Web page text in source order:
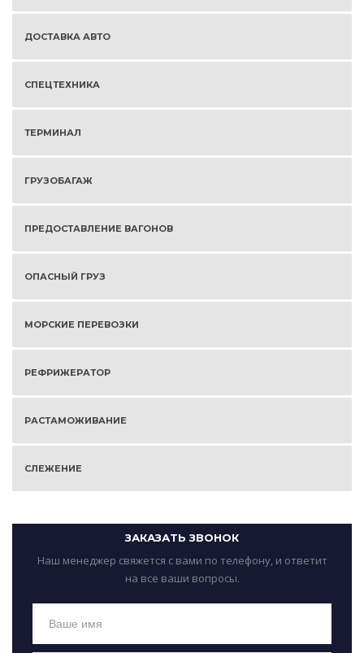
ДОСТАВКА АВТО
СПЕЦТЕХНИКА
ТЕРМИНАЛ
ГРУЗОБАГАЖ
ПРЕДОСТАВЛЕНИЕ ВАГОНОВ
ОПАСНЫЙ ГРУЗ
МОРСКИЕ ПЕРЕВОЗКИ
РЕФРИЖЕРАТОР
РАСТАМОЖИВАНИЕ
СЛЕЖЕНИЕ
ЗАКАЗАТЬ ЗВОНОК
Наш менеджер свяжется с вами по телефону, и ответит
на все ваши вопросы.